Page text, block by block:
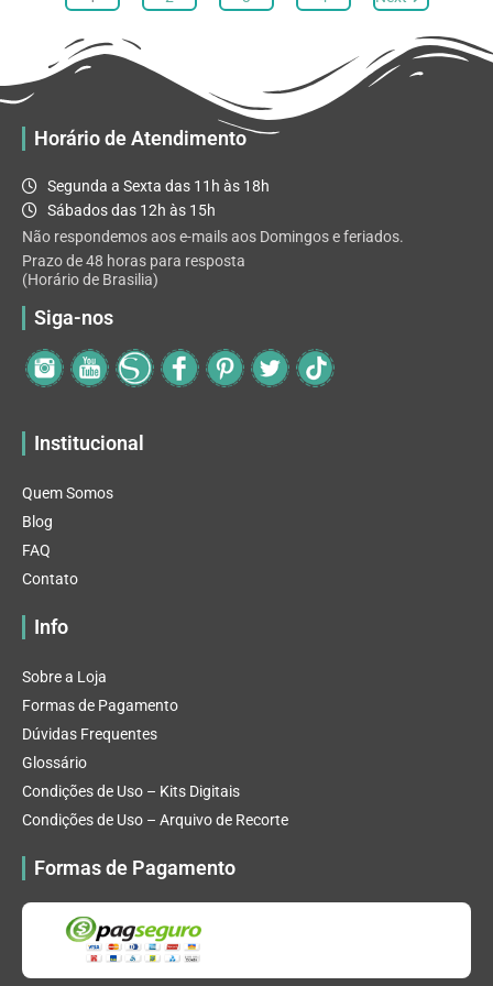
ser
escolhidas
Horário de Atendimento
Segunda a Sexta das 11h às 18h
Sábados das 12h às 15h
Não respondemos aos e-mails aos Domingos e feriados.
Prazo de 48 horas para resposta
(Horário de Brasilia)
Siga-nos
Institucional
Quem Somos
Blog
FAQ
Contato
Info
Sobre a Loja
Formas de Pagamento
Dúvidas Frequentes
Glossário
Condições de Uso – Kits Digitais
Condições de Uso – Arquivo de Recorte
Formas de Pagamento